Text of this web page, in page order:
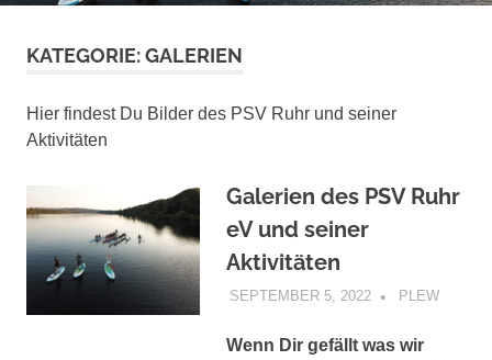
KATEGORIE:GALERIEN
Hier findest Du Bilder des PSV Ruhr und seiner
Aktivitäten
Galerien des PSV Ruhr
eV und seiner
Aktivitäten
SEPTEMBER 5, 2022 PLEW
Wenn Dir gefällt was wir